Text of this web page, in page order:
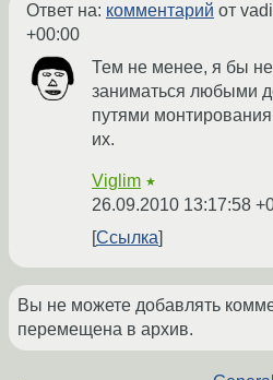
Ответ на: комментарий от
+00:00
Тем не менее, я бы
заниматься любыми
путями
их.
Viglim ★
26.09.2010 13:17:58
Ссылка
Вы не можете добавлять
перемещена в архив.